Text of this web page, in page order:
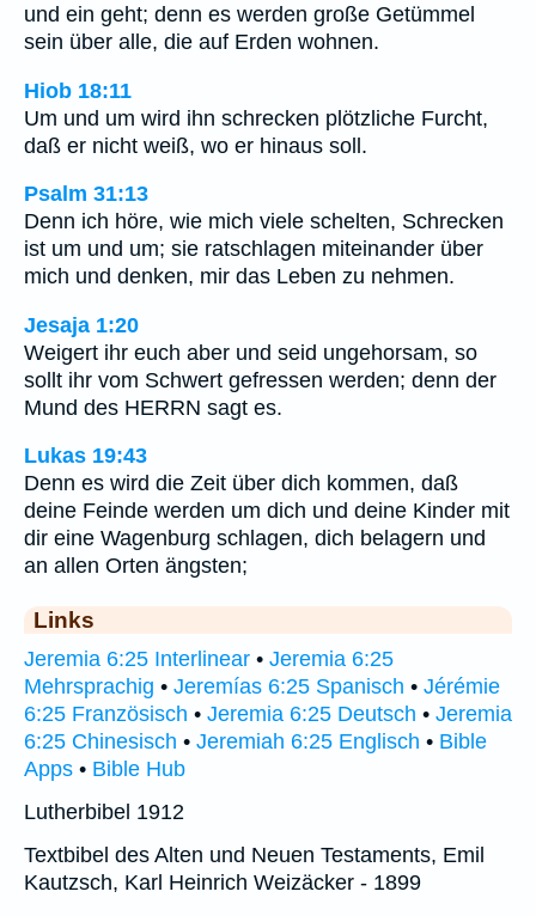
und ein geht; denn es werden große Getümmel
sein über alle, die auf Erden wohnen.
Hiob 18:11
Um und um wird ihn schrecken plötzliche Furcht,
daß er nicht weiß, wo er hinaus soll.
Psalm 31:13
Denn ich höre, wie mich viele schelten, Schrecken
ist um und um; sie ratschlagen miteinander über
mich und denken, mir das Leben zu nehmen.
Jesaja 1:20
Weigert ihr euch aber und seid ungehorsam, so
sollt ihr vom Schwert gefressen werden; denn der
Mund des HERRN sagt es.
Lukas 19:43
Denn es wird die Zeit über dich kommen, daß
deine Feinde werden um dich und deine Kinder mit
dir eine Wagenburg schlagen, dich belagern und
an allen Orten ängsten;
Links
Jeremia 6:25 Interlinear • Jeremia 6:25
Mehrsprachig • Jeremías 6:25 Spanisch • Jérémie
6:25 Französisch • Jeremia 6:25 Deutsch • Jeremia
6:25 Chinesisch • Jeremiah 6:25 Englisch • Bible
Apps • Bible Hub
Lutherbibel 1912
Textbibel des Alten und Neuen Testaments, Emil
Kautzsch, Karl Heinrich Weizäcker - 1899